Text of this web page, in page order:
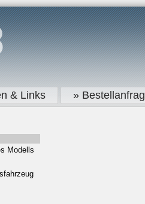
& Links »
Modells